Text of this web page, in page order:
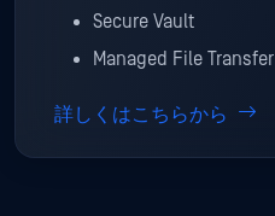
Secure Vault
Managed File Transfer
詳しくはこちらから